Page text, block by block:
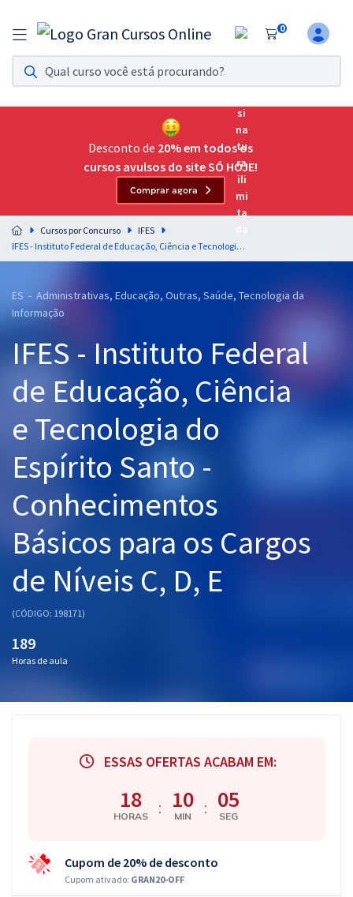
0
Assinatura Ilimitada 11
Acesso a todos os cursos. Teste grátis por 7 dias!
Assinatura OAB Até Passar
Acesso ilimitado a toda preparação para o Exame da
Residências Multiprofissionais
Preparação completa e intensiva para as principais
residências em saúde do Brasil
Assinatura Ilimitada
Graduação
OAB
Mentorias
Questões grátis
Conteúdo gratuito
Blog
Aprovados
Desconto de 20% em todos os
cursos avulsos do site SÓ HOJE!
Comprar agora
Cursos por Concurso
IFES
IFES - Instituto Federal de Educação, Ciência e Tecnologia do Espírito Santo - Conhecimentos Básicos para os Cargos de Níveis C, D, E
ES - Administrativas, Educação, Outras, Saúde, Tecnologia da
Informação
IFES - Instituto Federal
de Educação, Ciência
e Tecnologia do
Espírito Santo -
Conhecimentos
Básicos para os Cargos
de Níveis C, D, E
(CÓDIGO: 198171)
189
Horas de aula
ESSAS OFERTAS ACABAM EM:
18
HORAS : 10
MIN : 05
SEG
Cupom de 20% de desconto
Cupom ativado: GRAN20-OFF